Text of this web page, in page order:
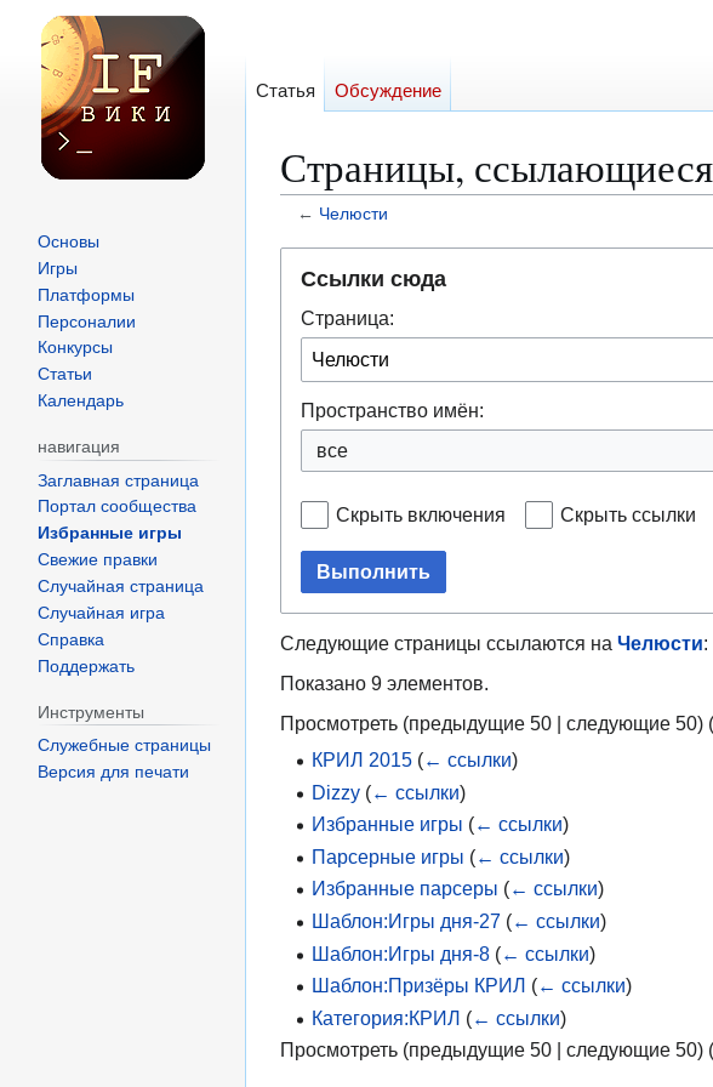
Страницы,
← Челюсти
навигации
поиску
Ссылки сюда
Страница:
Пространство имён:
все
Скрыть включения Скрыть ссылки
Выполнить
Следующие страницы ссылаются на Челюсти:
Показано 9 элементов.
Просмотреть (предыдущие 50| следующие 50) (
КРИЛ 2015 (← ссылки)
Dizzy (← ссылки)
Избранные игры (← ссылки)
Парсерные игры (← ссылки)
Избранные парсеры (← ссылки)
Шаблон:Игры дня-27 (← ссылки)
Шаблон:Игры дня-8 (← ссылки)
Шаблон:Призёры КРИЛ (← ссылки)
Категория:КРИЛ (← ссылки)
Просмотреть (предыдущие 50| следующие 50) (
Статья Обсуждение
Основы
Игры
Платформы
Персоналии
Конкурсы
Статьи
Календарь
навигация
Заглавная страница
Портал сообщества
Избранные игры
Свежие правки
Случайная страница
Случайная игра
Справка
Поддержать
Инструменты
Служебные страницы
Версия для печати